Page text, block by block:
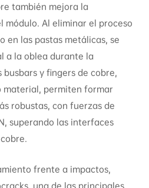
también mejora la
módulo. Al eliminar el proceso
en las pastas metálicas, se
a la oblea durante la
y fingers de cobre,
material, permiten formar
robustas, con fuerzas de
superando las interfaces
frente a impactos,